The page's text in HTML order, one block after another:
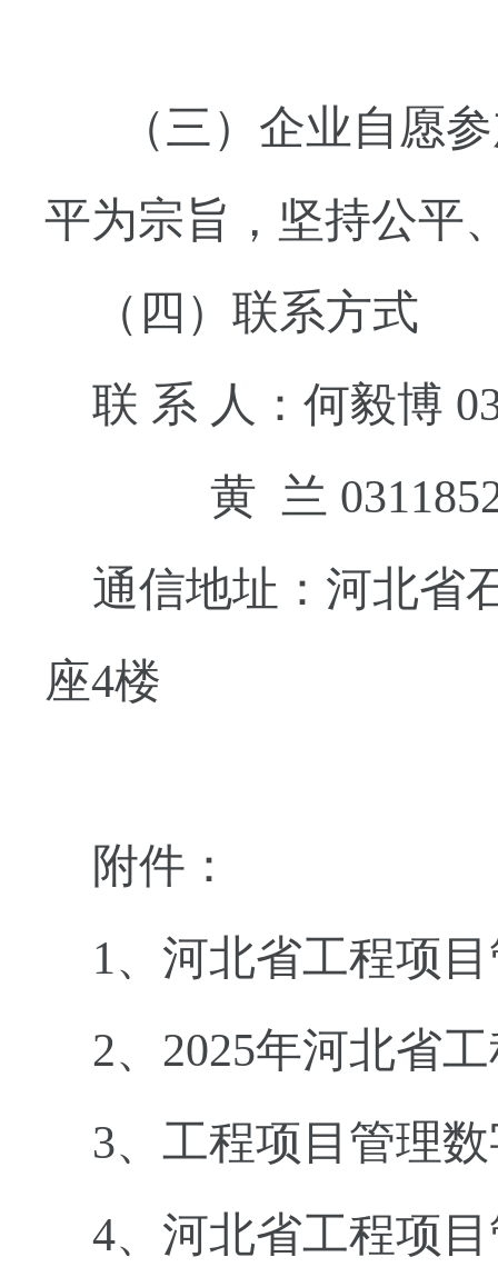
（三）企业自愿
平为宗旨 ，坚持公平
（四）联系方式
联 系 人：何毅博
黄 兰
通信地址：河北省
座4楼
附件：
1、河北省工程项
2、2025年河北省
3、工程项目管理
4、河北省工程项